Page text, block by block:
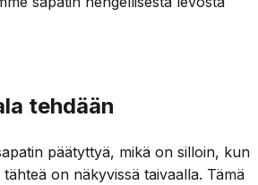
tehdään
päätyttyä, mikä on silloin, kun
on näkyvissä taivaalla. Tämä